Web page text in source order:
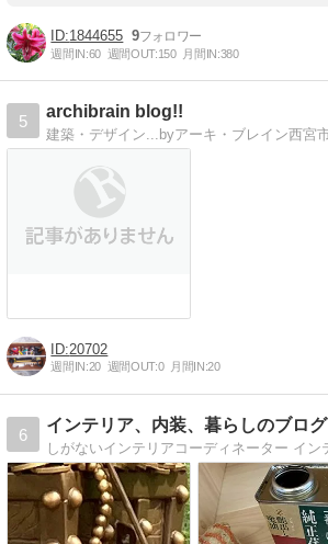
1844655 9
週間IN:60 週間OUT:150 月間IN:380
5
archibrain blog!!
20702
週間IN:20 週間OUT:0 月間IN:20
6
インテリア、内装、暮らしのブログ